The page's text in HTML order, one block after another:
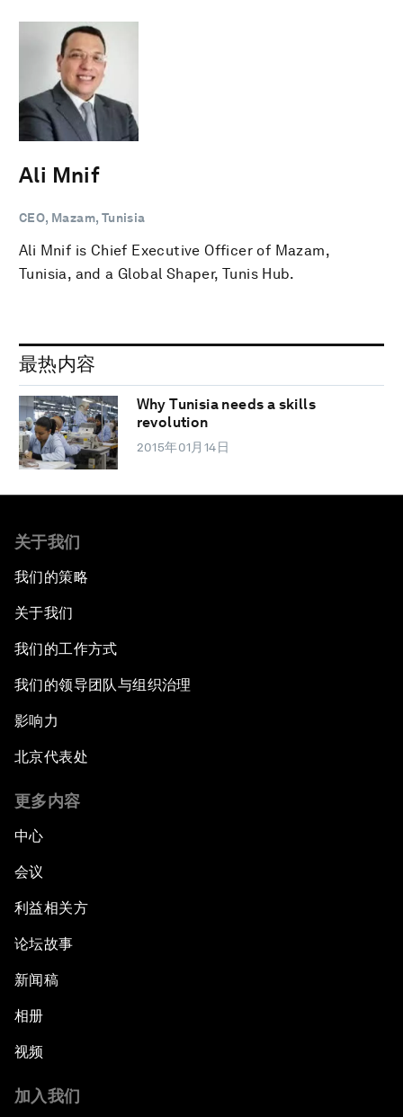
Ali Mnif
CEO, Mazam, Tunisia
Ali Mnif is Chief Executive Officer of Mazam,
Tunisia, and a Global Shaper, Tunis Hub.
最热内容
Why Tunisia needs a skills
revolution
2015年01月14日
关于我们
我们的策略
关于我们
我们的工作方式
我们的领导团队与组织治理
影响力
北京代表处
更多内容
中心
会议
利益相关方
论坛故事
新闻稿
相册
视频
加入我们